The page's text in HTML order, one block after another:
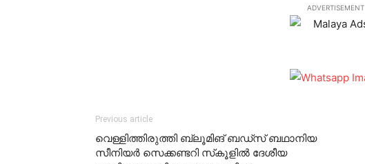
ADVERTISEMENT
Previous article
വെള്ളിത്തിരുത്തി ബ്ലൂമിങ് ബഡ്‌സ് ബഥാനിയ
സീനിയര്‍ സെക്കണ്ടറി സ്‌കൂളില്‍ ദേശീയ